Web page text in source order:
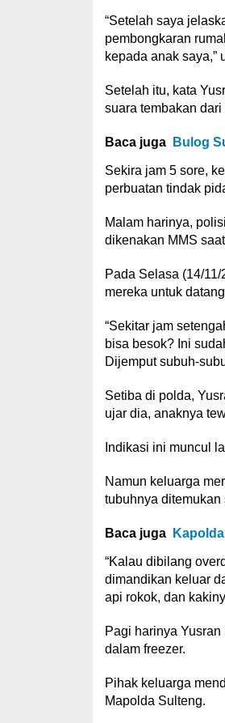
“Setelah saya
pembongkaran
kepada anak
Setelah itu, kata
suara tembakan
Baca juga Bulog
Sekira jam 5 sore,
perbuatan tindak
Malam harinya,
dikenakan MMS
Pada Selasa (14/
mereka untuk
“Sekitar jam
bisa besok? Ini
Dijemput subuh-
Setiba di polda,
ujar dia, anaknya
Indikasi ini muncul
Namun keluarga
tubuhnya
Baca juga
“Kalau dibilang
dimandikan keluar
api rokok, dan
Pagi harinya
dalam freezer.
Pihak keluarga
Mapolda Sulteng.